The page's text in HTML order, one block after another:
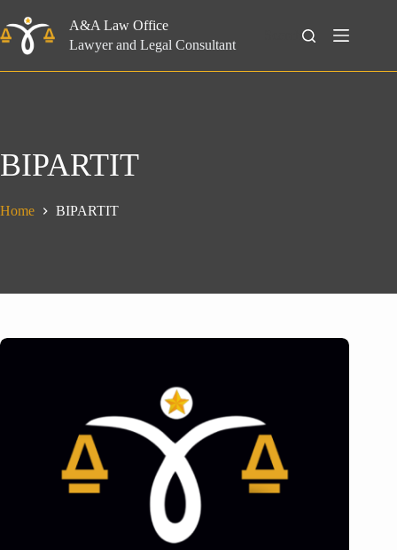
to
content
A&A Law Office
Lawyer and Legal Consultant
Search
BIPARTIT
Home BIPARTIT